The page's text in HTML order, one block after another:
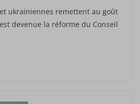
ukrainiennes remettent au goût
devenue la réforme du Conseil